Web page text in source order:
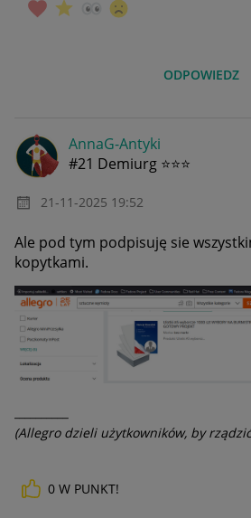
ODPOWIEDZ
AnnaG-Antyki
#21 Demiurg ⭐⭐⭐
‎21-11-2025 19:52
Ale pod tym podpisuję sie
kopytkami.
(Allegro dzieli użytkowników, by
0 W PUNKT!